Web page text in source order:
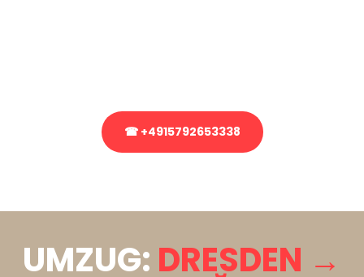
☎ +4915792653338
UMZUG: DRESDEN →